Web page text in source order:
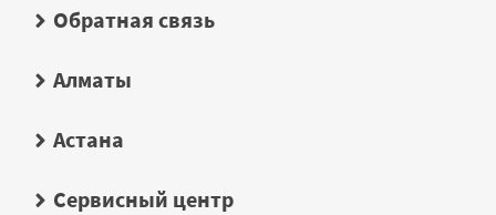
Обратная связь
Алматы
Астана
Сервисный центр